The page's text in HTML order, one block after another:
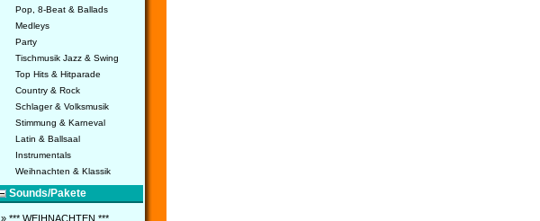
Pop, 8-Beat & Ballads
Medleys
Party
Tischmusik Jazz & Swing
Top Hits & Hitparade
Country & Rock
Schlager & Volksmusik
Stimmung & Karneval
Latin & Ballsaal
Instrumentals
Weihnachten & Klassik
Sounds/Pakete
» *** WEIHNACHTEN ***